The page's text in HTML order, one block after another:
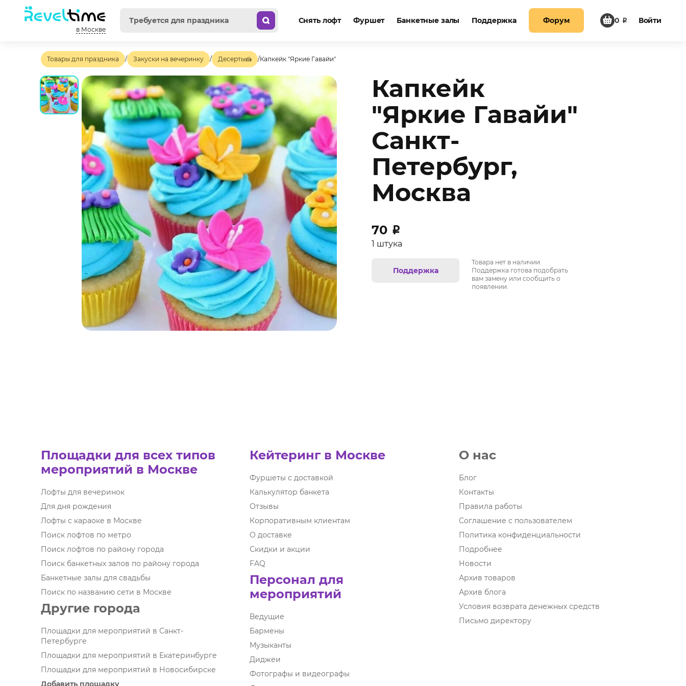
в Москве
Снять лофт Фуршет Банкетные залы Поддержка Форум 0 ₽ Войти
Товары для праздника / Закуски на вечеринку / Десерты🍰 /Капкейк "Яркие Гавайи"
Капкейк
"Яркие Гавайи"
Санкт-
Петербург,
Москва
70 ₽
1 штука
Поддержка
Товара нет в наличии.
Поддержка готова подобрать
вам замену или сообщить о
появлении.
Площадки для всех типов
мероприятий в Москве
Лофты для вечеринок
Для дня рождения
Лофты с караоке в Москве
Поиск лофтов по метро
Поиск лофтов по району города
Поиск банкетных залов по району города
Банкетные залы для свадьбы
Поиск по названию сети в Москве
Другие города
Площадки для мероприятий в Санкт-
Петербурге
Площадки для мероприятий в Екатеринбурге
Площадки для мероприятий в Новосибирске
Добавить площадку
Кейтеринг в Москве
Фуршеты с доставкой
Калькулятор банкета
Отзывы
Корпоративным клиентам
О доставке
Скидки и акции
FAQ
Персонал для
мероприятий
Ведущие
Бармены
Музыканты
Диджеи
Фотографы и видеографы
О нас
Блог
Контакты
Правила работы
Соглашение с пользователем
Политика конфиденциальности
Подробнее
Новости
Архив товаров
Архив блога
Условия возврата денежных средств
Письмо директору